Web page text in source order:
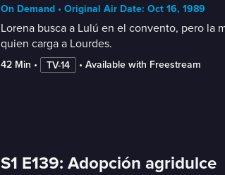
On Demand • Original Air Date: Oct 16, 1989
Lorena busca a Lulú en el convento, pero la
quien carga a Lourdes.
42 Min • TV-14 • Available with Freestream
S1 E139: Adopción agridulce